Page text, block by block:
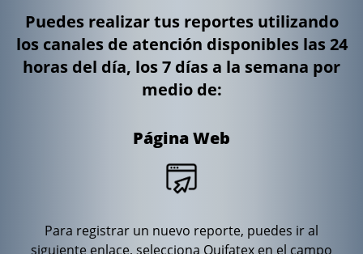
Puedes realizar tus reportes utilizando
los canales de atención disponibles las 24
horas del día, los 7 días a la semana por
medio de:
Página Web
Para registrar un nuevo reporte, puedes ir al
siguiente enlace, selecciona Quifatex en el campo